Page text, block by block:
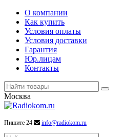
О компании
Как купить
Условия оплаты
Условия доставки
Гарантия
Юр.лицам
Контакты
Москва
Пишите 24 info@radiokom.ru